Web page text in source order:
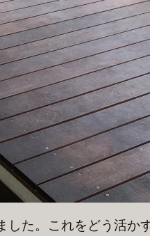
た。これをどう活か